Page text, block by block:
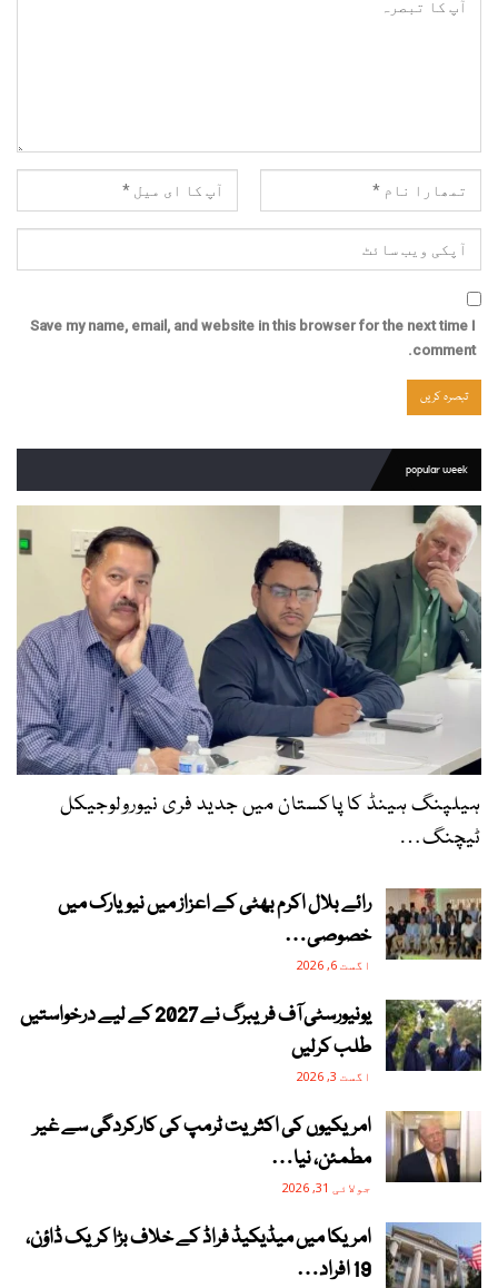
Save my name, email, and website in this browser for the next time I
comment.
popular week
ہیلپنگ ہینڈ کا پاکستان میں جدید فری نیورولوجیکل
ٹیچنگ…
رائے بلال اکرم بھٹی کے اعزاز میں نیویارک میں
خصوصی…
اگست 6, 2026
یونیورسٹی آف فریبرگ نے 2027 کے لیے درخواستیں
طلب کرلیں
اگست 3, 2026
امریکیوں کی اکثریت ٹرمپ کی کارکردگی سے غیر
مطمئن، نیا…
جولائی 31, 2026
امریکا میں میڈیکیڈ فراڈ کے خلاف بڑا کریک ڈاؤن،
19 افراد…